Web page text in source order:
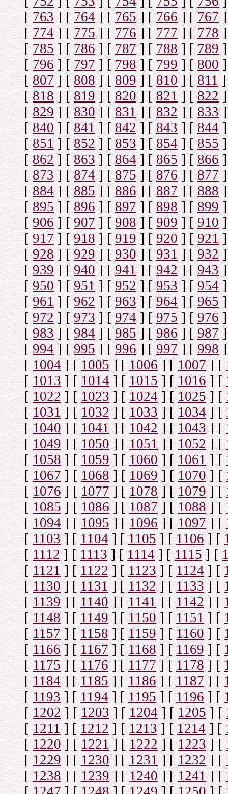
[763] [764] [ 765] [766] [767]
[774] [775] [776] [777] [778]
[785] [786] [787] [788] [789]
[796] [797] [798] [799] [800]
[807] [808] [809] [810] [811]
[818] [819] [820] [821] [822]
[829] [830] [831] [832] [833]
[840] [841] [842] [843] [844]
[851] [852] [853] [854] [855]
[862] [863] [864] [865] [866]
[873] [874] [875] [876] [877]
[884] [885] [886] [887] [888]
[895] [896] [897] [898] [899]
[906] [907] [908] [909] [910]
[917] [918] [919] [920] [921]
[928] [929] [930] [931] [932]
[ 939] [940] [941] [942] [943]
[950] [951] [952] [953] [954]
[961] [962] [963] [964] [965]
[972] [973] [974] [975] [976]
[983] [984] [985] [986] [987]
[994] [995] [996] [997] [998]
[1004] [1005] [1006] [1007] [
[1013] [1014] [1015 ] [1016] [
[1022] [1023] [1024] [1025] [
[1031] [1032] [1033] [1034] [
[1040] [1041] [1042] [1043] [
[1049] [1050] [1051] [1052] [
[1058] [1059] [1060] [1061] [
[1067] [1068] [1069] [1070] [
[1076] [1077] [1078] [1079] [
[1085] [1086] [1087] [1088] [
[1094] [1095] [1096] [1097] [
[1103] [1104] [1105] [1106] [
[1112] [1113] [ 1114] [1115] [
[1121] [1122] [1123] [1124] [
[1130] [1131] [1132] [1133] [
[1139] [1140] [1141] [1142] [
[1148] [1149] [1150] [1151] [
[1157] [1158] [1159] [1160] [
[1166] [1167] [1168] [1169] [
[1175] [1176] [1177] [1178] [
[1184] [1185] [1186] [1187] [
[1193] [1194] [1195] [1196] [
[1202] [1203] [1204] [1205] [
[1211] [1212] [1213] [1214] [
[1220] [1221] [1222] [1223] [
[1229] [1230] [1231 ] [1232] [
[1238] [1239] [1240] [1241] [